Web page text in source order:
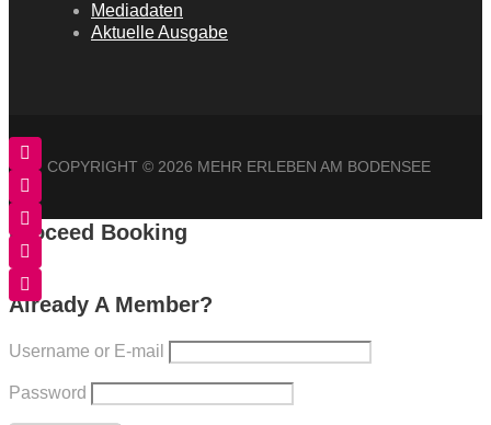
Mediadaten
Aktuelle Ausgabe
COPYRIGHT © 2026 MEHR ERLEBEN AM BODENSEE
Proceed Booking
Already A Member?
Username or E-mail
Password